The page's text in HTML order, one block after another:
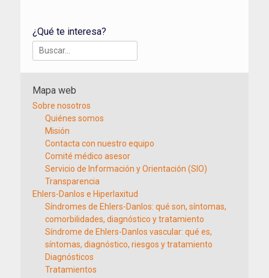
¿Qué te interesa?
Buscar:
Mapa web
Sobre nosotros
Quiénes somos
Misión
Contacta con nuestro equipo
Comité médico asesor
Servicio de Información y Orientación (SIO)
Transparencia
Ehlers-Danlos e Hiperlaxitud
Síndromes de Ehlers-Danlos: qué son, síntomas,
comorbilidades, diagnóstico y tratamiento
Síndrome de Ehlers-Danlos vascular: qué es,
síntomas, diagnóstico, riesgos y tratamiento
Diagnósticos
Tratamientos